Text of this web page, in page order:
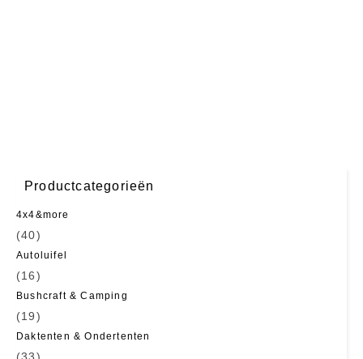
Productcategorieën
4x4&more
(40)
Autoluifel
(16)
Bushcraft & Camping
(19)
Daktenten & Ondertenten